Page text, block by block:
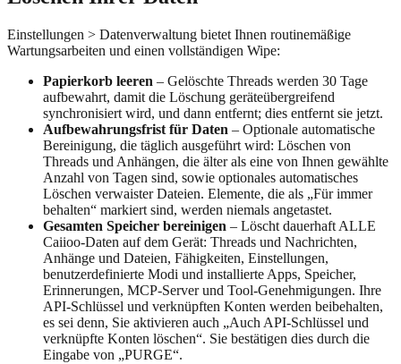
Einstellungen > Datenverwaltung bietet Ihnen routinemäßige
Wartungsarbeiten und einen vollständigen Wipe:
Papierkorb leeren – Gelöschte Threads werden 30 Tage
aufbewahrt, damit die Löschung geräteübergreifend
synchronisiert wird, und dann entfernt; dies entfernt sie jetzt.
Aufbewahrungsfrist für Daten – Optionale automatische
Bereinigung, die täglich ausgeführt wird: Löschen von
Threads und Anhängen, die älter als eine von Ihnen gewählte
Anzahl von Tagen sind, sowie optionales automatisches
Löschen verwaister Dateien. Elemente, die als „Für immer
behalten“ markiert sind, werden niemals angetastet.
Gesamten Speicher bereinigen – Löscht dauerhaft ALLE
Caiioo-Daten auf dem Gerät: Threads und Nachrichten,
Anhänge und Dateien, Fähigkeiten, Einstellungen,
benutzerdefinierte Modi und installierte Apps, Speicher,
Erinnerungen, MCP-Server und Tool-Genehmigungen. Ihre
API-Schlüssel und verknüpften Konten werden beibehalten,
es sei denn, Sie aktivieren auch „Auch API-Schlüssel und
verknüpfte Konten löschen“. Sie bestätigen dies durch die
Eingabe von „PURGE“.